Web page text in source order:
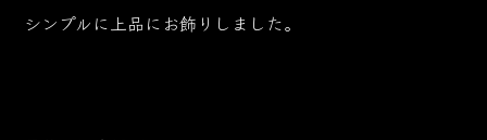
シンプルに上品にお飾りしました。